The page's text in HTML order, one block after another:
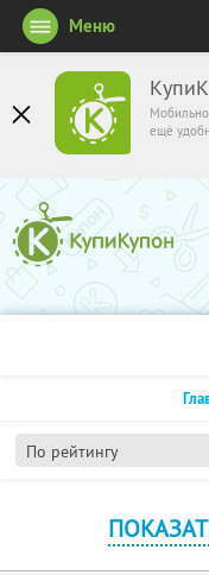
ещё
Меню
По рейтингу